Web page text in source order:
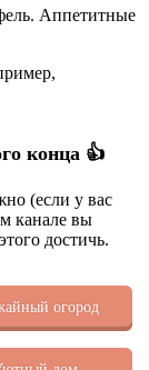
конца 👍
(если у вас
канале вы
достичь.
огород